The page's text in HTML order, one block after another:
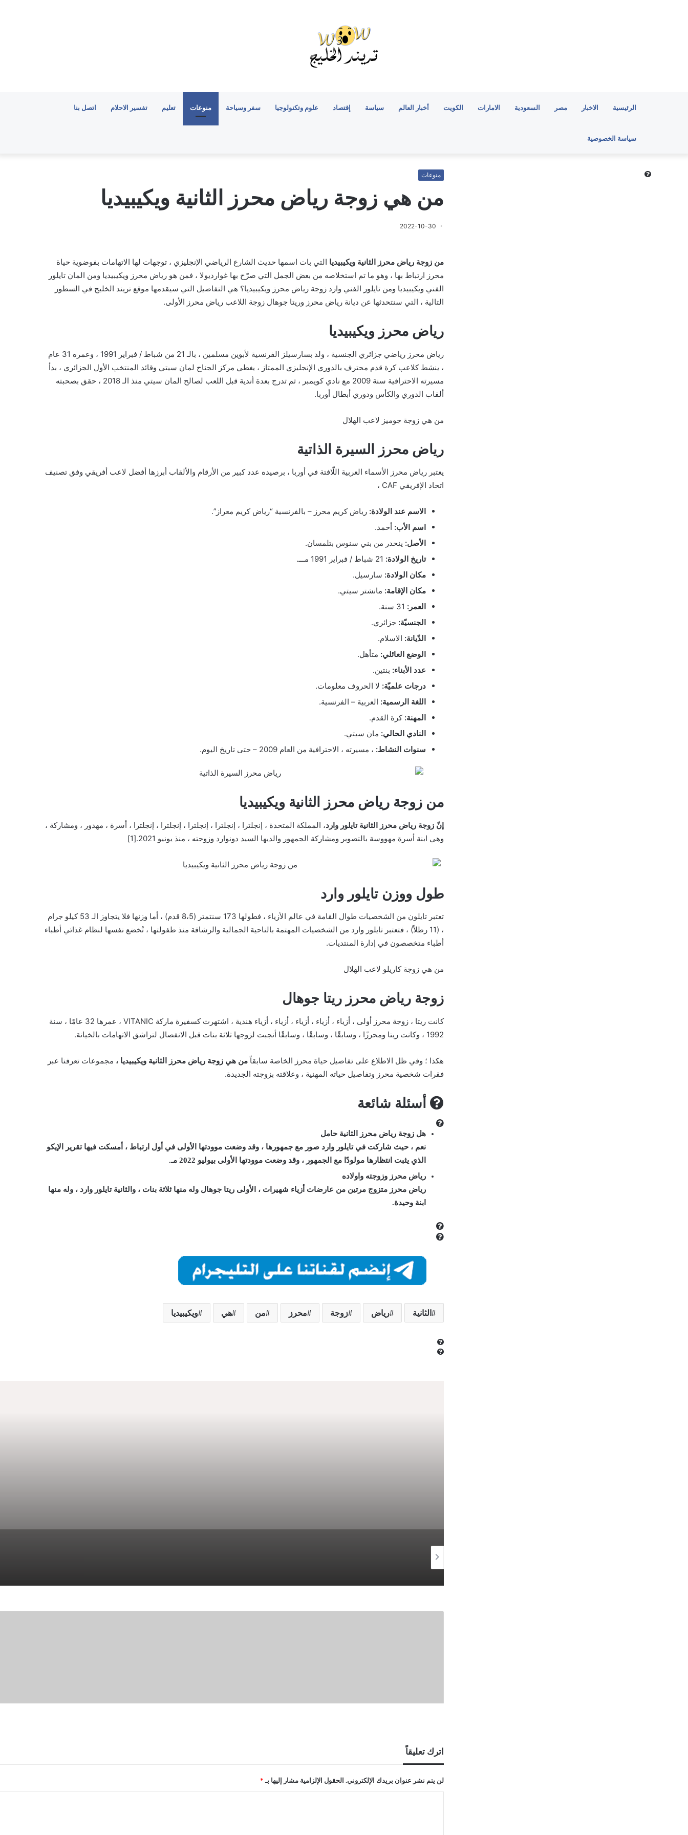
الرئيسية الاخبار مصر السعودية الامارات الكويت أخبار العالم سياسة إقتصاد علوم وتكنولوجيا سفر وسياحة منوعات تعليم تفسير الاحلام اتصل بنا
سياسة الخصوصية
منوعات
من هي زوجة رياض محرز الثانية ويكيبيديا
2022-10-30
من زوجة رياض محرز الثانية ويكيبيديا التي بات اسمها حديث الشارع الرياضي الإنجليزي ، توجهات لها الاتهامات بفوضوية حياة
محرز ارتباط بها ، وهو ما تم استخلاصه من بعض الجمل التي صرّح بها غوارديولا ، فمن هو رياض محرز ويكيبيديا ومن المان تايلور
الفني ويكيبيديا ومن تايلور الفني وارد زوجة رياض محرز ويكيبيديا؟ هي التفاصيل التي سيقدمها موقع تريند الخليج في السطور
التالية ، التي سنتحدثها عن ديانة رياض محرز وريتا جوهال زوجة اللاعب رياض محرز الأولى.
رياض محرز ويكيبيديا
رياض محرز رياضي جزائري الجنسية ، ولد بسارسيلز الفرنسية لأبوين مسلمين ، بالـ 21 من شباط / فبراير 1991 ، وعمره 31 عام
، ينشط كلاعب كرة قدم محترف بالدوري الإنجليزي الممتاز ، يغطي مركز الجناح لمان سيتي وقائد المنتخب الأول الجزائري ، بدأ
مسيرته الاحترافية سنة 2009 مع نادي كويمبر ، ثم تدرج بعدة أندية قبل اللعب لصالح المان سيتي منذ الـ 2018 ، حقق بصحبته
ألقاب الدوري والكأس ودوري أبطال أوربا.
من هي زوجة جوميز لاعب الهلال
رياض محرز السيرة الذاتية
يعتبر رياض محرز الأسماء العربية اللّافتة في أوربا ، برصيده عدد كبير من الأرقام والألقاب أبرزها أفضل لاعب أفريقي وفق تصنيف
اتحاد الإفريقي CAF ،
الاسم عند الولادة: رياض كريم محرز – بالفرنسية “رياض كريم معراز”.
اسم الأب: أحمد.
الأصل: ينحدر من بني سنوس بتلمسان.
تاريخ الولادة:
مكان الولادة: سارسيل.
مكان الإقامة: مانشتر سيتي.
العمر:
الجنسيّة: جزائري.
الدّيانة: الاسلام.
الوضع العائلي: متأهل.
عدد الأبناء: بنتين.
درجات علميّة: لا الحروف معلومات.
اللغة الرسمية: العربية – الفرنسية.
المهنة: كرة القدم.
النادي الحالي: مان سيتي.
سنوات النشاط: ، مسيرته ، الاحترافية من العام 2009 – حتى تاريخ اليوم.
من زوجة رياض محرز الثانية ويكيبيديا
إنّ زوجة رياض محرز الثانية تايلور وارد، المملكة المتحدة ، إنجلترا ، إنجلترا ، إنجلترا ، إنجلترا ، إنجلترا ، أسرة ، مهدور ، ومشاركة ،
وهي ابنة أسرة مهووسة بالتصوير ومشاركة الجمهور والديها السيد دونوارد وزوجته ، منذ يونيو 2021.[1]
طول ووزن تايلور وارد
تعتبر تايلون من الشخصيات طوال القامة في عالم الأزياء ، فطولها 173 سنتمتر (8،5 قدم) ، أما وزنها فلا يتجاوز الـ 53 كيلو جرام
، (11 رطلاً) ، فتعتبر تايلور وارد من الشخصيات المهتمة بالناحية الجمالية والرشاقة منذ طفولتها ، تُخضع نفسها لنظام غذائي أطباء
أطباء متخصصون في إدارة المنتديات.
من هي زوجة كاريلو لاعب الهلال
زوجة رياض محرز ريتا جوهال
كانت ريتا ، زوجة محرز أولى ، أزياء ، أزياء ، أزياء ، أزياء ، أزياء هندية ، اشتهرت كسفيرة ماركة VITANIC ، عمرها 32 عامًا ، سنة
1992 ، وكانت ريتا ومحرزًا ، وسابقًا ، وسابقًا ، وسابقًا أنجبت لزوجها ثلاثة بنات قبل الانفصال لتراشق الاتهامات بالخيانة.
هكذا ؛ وفي ظل الاطلاع على تفاصيل حياة محرز الخاصة سابقاًمن هي زوجة رياض محرز الثانية ويكيبيديا ، مجموعات تعرفنا عبر
فقرات شخصية محرز وتفاصيل حياته المهنية ، وعلاقته بزوجته الجديدة.
أسئلة شائعة
هل زوجة رياض محرز الثانية حامل
نعم ، حيث شاركت في تايلور وارد صور مع جمهورها ، وقد وضعت موودتها الأولى في أول ارتباط ، أمسكت فيها تقرير الإيكو
الذي يثبت انتظارها مولودًا مع الجمهور ، وقد وضعت موودتها الأولى بيوليو 2022 مـ.
رياض محرز وزوجته واولاده
رياض محرز متزوج مرتين من عارضات أزياء شهيرات ، الأولى ريتا جوهال وله منها ثلاثة بنات ، والثانية تايلور وارد ، وله منها
ابنة وحيدة.
الثانية رياض زوجة محرز من هي ويكيبيديا
اترك تعليقاً
لن يتم نشر عنوان بريدك الإلكتروني. الحقول الإلزامية مشار إليها بـ *